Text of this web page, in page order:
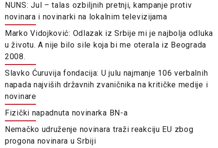
NUNS: Jul – talas ozbiljnih pretnji, kampanje protiv
novinara i novinarki na lokalnim televizijama
Marko Vidojković: Odlazak iz Srbije mi je najbolja odluka
u životu. A nije bilo sile koja bi me oterala iz Beograda
2008.
Slavko Ćuruvija fondacija: U julu najmanje 106 verbalnih
napada najviših državnih zvaničnika na kritičke medije i
novinare
Fizički napadnuta novinarka BN-a
Nemačko udruženje novinara traži reakciju EU zbog
progona novinara u Srbiji